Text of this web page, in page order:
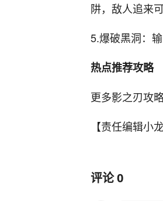
阱，敌人追来
5.爆破黑洞：输
热点推荐攻略
更多影之刃攻
【责任编辑小龙
评论0